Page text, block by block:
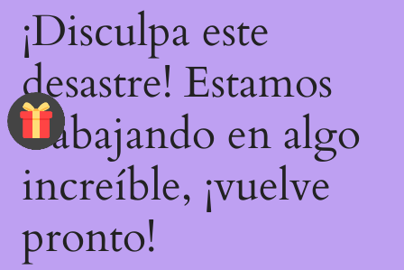
¡Disculpa este
desastre! Estamos
trabajando en algo
increíble, ¡vuelve
pronto!